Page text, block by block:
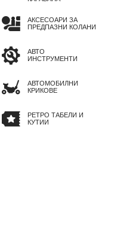
АКСЕСОАРИ ЗА
ПРЕДПАЗНИ КОЛАНИ
АВТО
ИНСТРУМЕНТИ
АВТОМОБИЛНИ
КРИКОВЕ
РЕТРО ТАБЕЛИ И
КУТИИ